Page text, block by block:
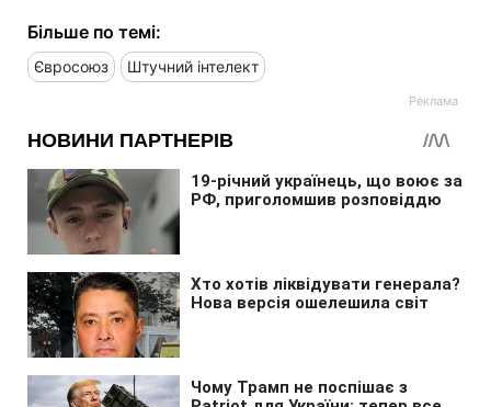
Більше по темі:
Євросоюз Штучний інтелект